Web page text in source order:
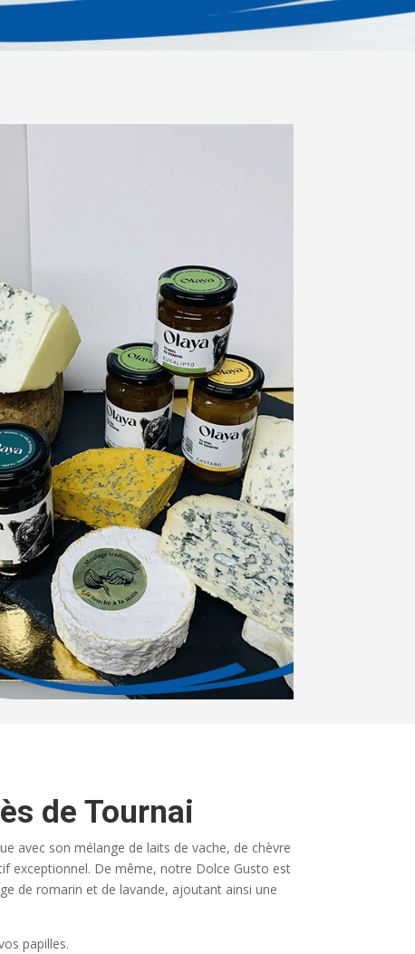
de Tournai
avec son mélange de laits de vache, de chèvre
exceptionnel. De même, notre Dolce Gusto est
de romarin et de lavande, ajoutant ainsi une
papilles.